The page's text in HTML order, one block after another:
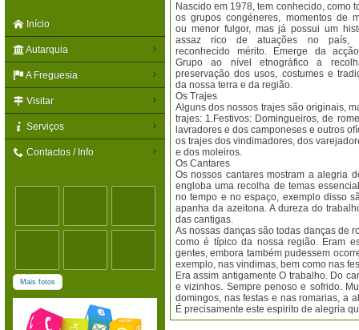
Início
Autarquia
A Freguesia
Visitar
Serviços
Contactos / Info
Mais fotos
Nascido em 1978, tem conhecido, como
os grupos congéneres, momentos de
ou menor fulgor, mas já possui um
assaz rico de atuações no país,
reconhecido mérito. Emerge da
Grupo ao nível etnográfico a
preservação dos usos, costumes e
da nossa terra e da região.
Os Trajes
Alguns dos nossos trajes são originais,
trajes: 1.Festivos: Domingueiros, de
lavradores e dos camponeses e outros
os trajes dos vindimadores, dos
e dos moleiros.
Os Cantares
Os nossos cantares mostram a alegria
engloba uma recolha de temas
no tempo e no espaço, exemplo disso
apanha da azeitona. A dureza do
das cantigas.
As nossas danças são todas danças de
como é típico da nossa região. Eram
gentes, embora também pudessem
exemplo, nas vindimas, bem como nas
Era assim antigamente O trabalho. Do
e vizinhos. Sempre penoso e sofrido.
domingos, nas festas e nas romarias, a
É precisamente este espirito de alegria